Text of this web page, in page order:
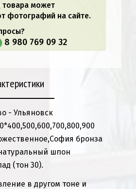
товара может
фотографий на сайте.
8 980 769 09 32
- Ульяновск
бронза
шпон
(тон 30).
в другом тоне и